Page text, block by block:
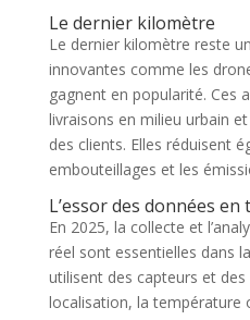
Le dernier kilomètre
Le dernier kilomètre reste
innovantes comme les
gagnent en popularité. Ces
livraisons en milieu urbain
des clients. Elles réduisent
embouteillages et les
L’essor des données en
En 2025, la collecte et
réel sont essentielles dans
utilisent des capteurs et
localisation, la température